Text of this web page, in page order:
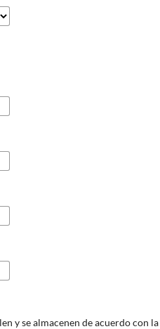
y se almacenen de acuerdo con la